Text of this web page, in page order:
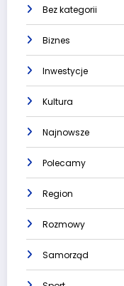
Bez kategorii
Biznes
Inwestycje
Kultura
Najnowsze
Polecamy
Region
Rozmowy
Samorząd